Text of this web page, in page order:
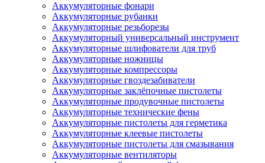
Аккумуляторные фонари
Аккумуляторные рубанки
Аккумуляторные резьборезы
Аккумуляторный универсальный инструмент
Аккумуляторные шлифователи для труб
Аккумуляторные ножницы
Аккумуляторные компрессоры
Аккумуляторные гвоздезабиватели
Аккумуляторные заклёпочные пистолеты
Аккумуляторные продувочные пистолеты
Аккумуляторные технические фены
Аккумуляторные пистолеты для герметика
Аккумуляторные клеевые пистолеты
Аккумуляторные пистолеты для смазывания
Аккумуляторные вентиляторы